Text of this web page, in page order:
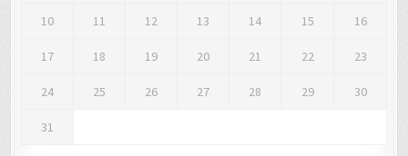
10 11 12 13 14 15 16
17 18 19 20 21 22 23
24 25 26 27 28 29 30
31